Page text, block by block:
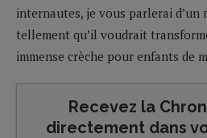
internautes, je vous parlerai d’un
tellement qu’il voudrait
immense crèche pour enfants de
Recevez la
directement dans